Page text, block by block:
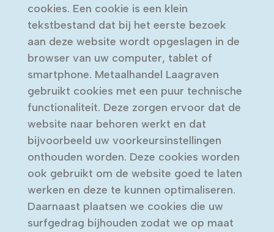
cookies. Een cookie is een klein
tekstbestand dat bij het eerste bezoek
aan deze website wordt opgeslagen in de
browser van uw computer, tablet of
smartphone. Metaalhandel Laagraven
gebruikt cookies met een puur technische
functionaliteit. Deze zorgen ervoor dat de
website naar behoren werkt en dat
bijvoorbeeld uw voorkeursinstellingen
onthouden worden. Deze cookies worden
ook gebruikt om de website goed te laten
werken en deze te kunnen optimaliseren.
Daarnaast plaatsen we cookies die uw
surfgedrag bijhouden zodat we op maat